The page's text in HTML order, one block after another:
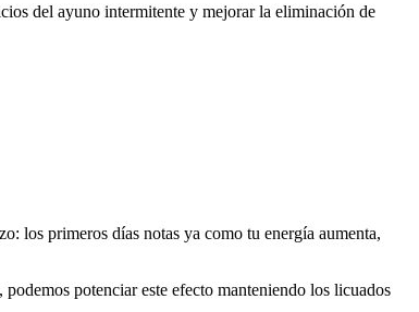
del ayuno intermitente y mejorar la eliminación de
los primeros días notas ya como tu energía aumenta,
potenciar este efecto manteniendo los licuados